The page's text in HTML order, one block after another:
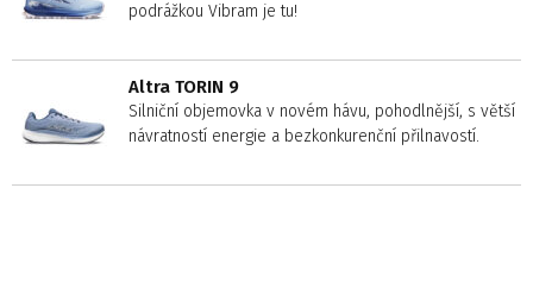
podrážkou Vibram je tu!
Altra TORIN 9
Silniční objemovka v novém hávu, pohodlnější, s větší
návratností energie a bezkonkurenční přilnavostí.